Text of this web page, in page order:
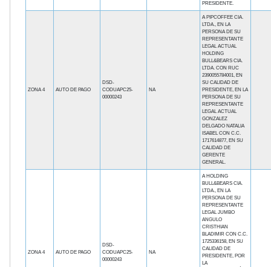
PRESIDENTE.
ZONA 4 AUTO DE PAGO
DSD-
CODUAPC25-
00000243
NA
A PIPCOFFEE CIA.
LTDA., EN LA
PERSONA DE SU
REPRESENTANTE
LEGAL ACTUAL
HOLDING
BULL&BEARS CIA.
LTDA. CON RUC
2390055784001, EN
SU CALIDAD DE
PRESIDENTE, EN LA
PERSONA DE SU
REPRESENTANTE
LEGAL ACTUAL
GONZALEZ
DELGADO NATALIA
ISABEL CON C.C.
1717614877, EN SU
CALIDAD DE
GERENTE
GENERAL.
ZONA 4 AUTO DE PAGO
DSD-
CODUAPC25-
00000243
NA
A HOLDING
BULL&BEARS CIA.
LTDA., EN LA
PERSONA DE SU
REPRESENTANTE
LEGAL JUMBO
ANGULO
CRISTHIAN
BLADIMIR CON C.C.
1725336158, EN SU
CALIDAD DE
PRESIDENTE, POR
LA